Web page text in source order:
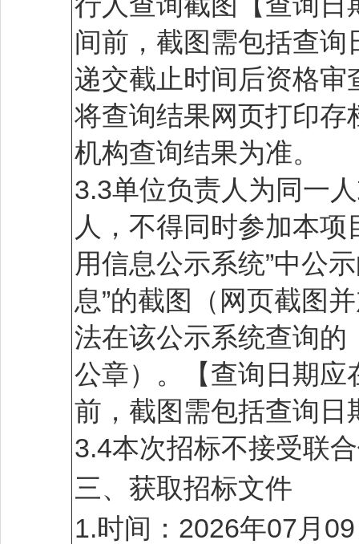
间前，截图需包括查
递交截止时间后资格审
将查询结果网页打印存
机构查询结果为准。
3.3单位负责人为同一
人，不得同时参加本
用信息公示系统”中公
息”的截图（网页截图
法在该公示系统查询的
公章）。【查询日期应
前，截图需包括查询日
3.4本次招标不接受联
三、获取招标文件
1.时间：2026年07月